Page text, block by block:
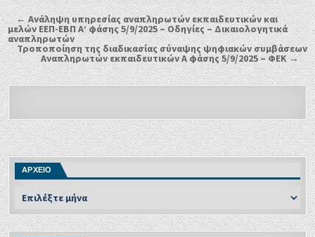
← Ανάληψη υπηρεσίας αναπληρωτών εκπαιδευτικών και
μελών ΕΕΠ-ΕΒΠ Α’ φάσης 5/9/2025 – Οδηγίες – Δικαιολογητικά
αναπληρωτών
Τροποποίηση της διαδικασίας σύναψης ψηφιακών συμβάσεων
Αναπληρωτών εκπαιδευτικών Α φάσης 5/9/2025 – ΦΕΚ →
ΑΡΧΕΙΟ